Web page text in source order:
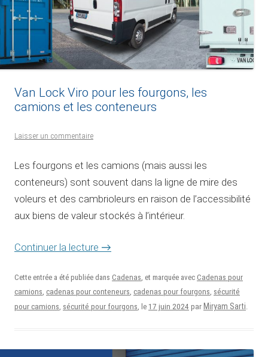
Van Lock Viro pour les fourgons, les
camions et les conteneurs
Laisser un commentaire
Les fourgons et les camions (mais aussi les
conteneurs) sont souvent dans la ligne de mire des
voleurs et des cambrioleurs en raison de l’accessibilité
aux biens de valeur stockés à l’intérieur.
Continuer la lecture →
Cette entrée a été publiée dans Cadenas , et marquée avec Cadenas pour
camions cadenas pour conteneurs cadenas pour fourgons sécurité
pour camions sécurité pour fourgons , le 17 juin 2024 par Miryam Sarti